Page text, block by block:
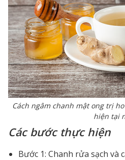
Cách ngâm chanh mật ong trị
hiện tại
Các bước thực hiện
Bước 1: Chanh rửa sạch